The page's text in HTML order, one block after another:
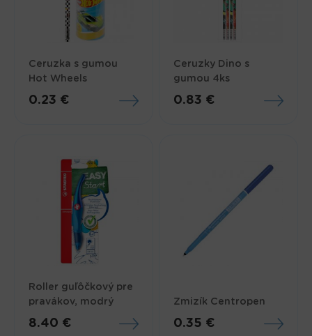
Ceruzka s gumou
Hot Wheels
0.23 €
Ceruzky Dino s
gumou 4ks
0.83 €
Roller guľôčkový pre
pravákov, modrý
8.40 €
Zmizík Centropen
0.35 €